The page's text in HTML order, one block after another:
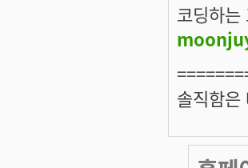
코딩하는
솔직함은